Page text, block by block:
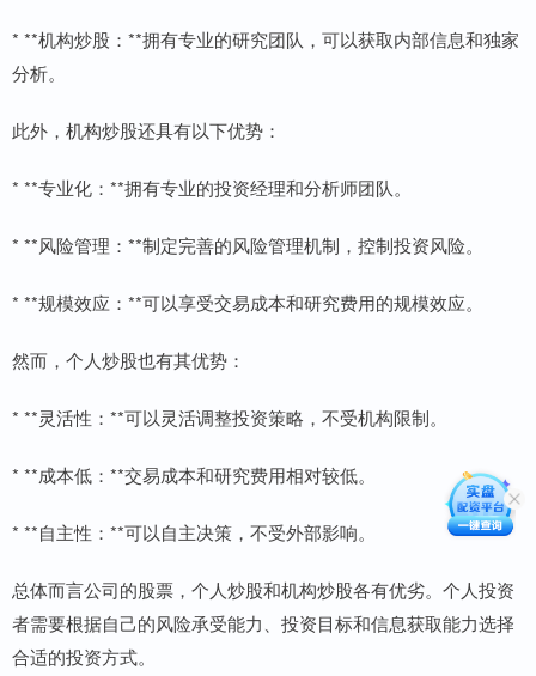
* **机构炒股：**拥有专业的研究团队，可以获取内部信息和独家
分析。
此外，机构炒股还具有以下优势：
* **专业化：**拥有专业的投资经理和分析师团队。
* **风险管理：**制定完善的风险管理机制，控制投资风险。
* **规模效应：**可以享受交易成本和研究费用的规模效应。
然而，个人炒股也有其优势：
* **灵活性：**可以灵活调整投资策略，不受机构限制。
* **成本低：**交易成本和研究费用相对较低。
* **自主性：**可以自主决策，不受外部影响。
总体而言公司的股票，个人炒股和机构炒股各有优劣。个人投资
者需要根据自己的风险承受能力、投资目标和信息获取能力选择
合适的投资方式。